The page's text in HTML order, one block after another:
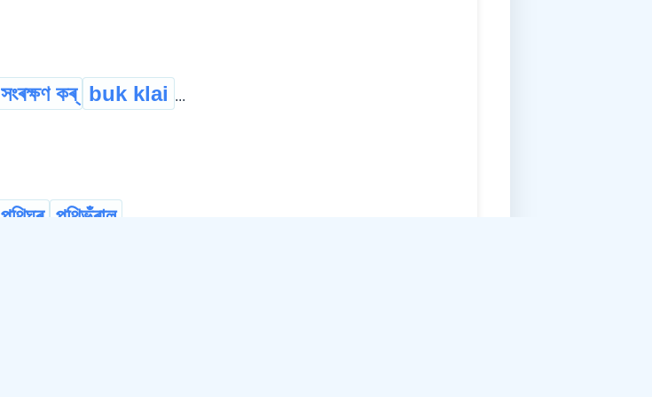
সংৰক্ষণ কৰ্ buk klai ...
পুথিঘৰ পুথিভঁৰাল